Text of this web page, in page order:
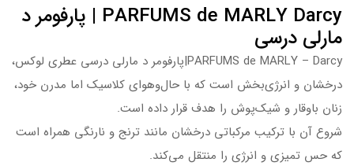
PARFUMS de MARLY Darcy | پارفومر د
مارلی درسی
PARFUMS de MARLY – Darcy|پارفومر د مارلی درسی عطری لوکس،
درخشان و انرژی‌بخش است که با حال‌وهوای کلاسیک اما مدرن خود،
زنان باوقار و شیک‌پوش را هدف قرار داده است.
شروع آن با ترکیب مرکباتی درخشان مانند ترنج و نارنگی همراه است
که حس تمیزی و انرژی را منتقل می‌کند.